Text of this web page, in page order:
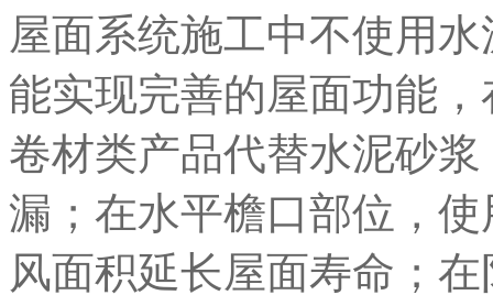
屋面系统施工中不使用
能实现完善的屋面功能
卷材类产品代替水泥砂
漏；在水平檐口部位，
风面积延长屋面寿命；